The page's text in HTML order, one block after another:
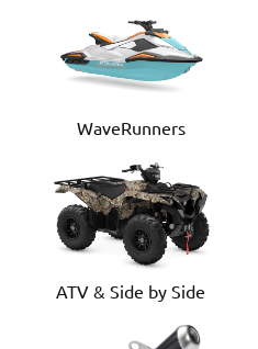
WaveRunners
ATV & Side by Side